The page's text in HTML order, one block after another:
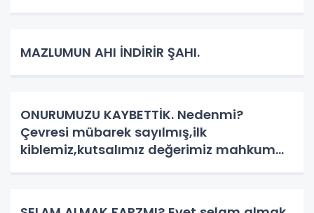
MAZLUMUN AHI İNDİRİR ŞAHI.
ONURUMUZU KAYBETTİK. Nedenmi?
Çevresi mübarek sayılmış,ilk
kiblemiz,kutsalımız değerimiz mahkum